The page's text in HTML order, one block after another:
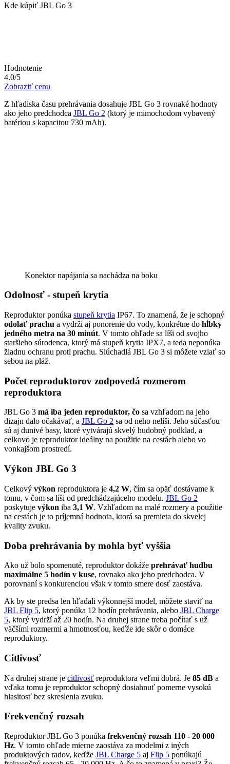
Kde kúpiť JBL Go 3
Hodnotenie
4.0/5
Zobraziť cenu
Z hľadiska času prehrávania dosahuje JBL Go 3 rovnaké hodnoty
ako jeho predchodca JBL Go 2 (ktorý je mimochodom vybavený
batériou s kapacitou 730 mAh).
Konektor napájania sa nachádza na boku
Odolnosť - stupeň krytia
Reproduktor ponúka stupeň krytia IP67. To znamená, že je schopný
odolať prachu a vydrží aj ponorenie do vody, konkrétne do hĺbky
jedného metra na 30 minút. V tomto ohľade sa líši od svojho
staršieho súrodenca, ktorý má stupeň krytia IPX7, a teda neponúka
žiadnu ochranu proti prachu. Slúchadlá JBL Go 3 si môžete vziať so
sebou na pláž.
Počet reproduktorov zodpovedá rozmerom
reproduktora
JBL Go 3 má iba jeden reproduktor, čo sa vzhľadom na jeho
dizajn dalo očakávať, a JBL Go 2 sa od neho nelíši. Jeho súčasťou
sú aj dunivé basy, ktoré vytvárajú skvelý hudobný podklad, a
celkovo je reproduktor ideálny na použitie na cestách alebo vo
vonkajšom prostredí.
Výkon JBL Go 3
Celkový výkon reproduktora je 4,2 W, čím sa opäť dostávame k
tomu, v čom sa líši od predchádzajúceho modelu. JBL Go 2
poskytuje výkon iba 3,1 W. Vzhľadom na malé rozmery a použitie
na cestách je to príjemná hodnota, ktorá sa premieta do skvelej
kvality zvuku.
Doba prehrávania by mohla byť vyššia
Ako už bolo spomenuté, reproduktor dokáže prehrávať hudbu
maximálne 5 hodín v kuse, rovnako ako jeho predchodca. V
porovnaní s konkurenciou však v tomto smere dosť zaostáva.
Ak by ste predsa len hľadali výkonnejší model, môžete staviť na
JBL Flip 5, ktorý ponúka 12 hodín prehrávania, alebo JBL Charge
5, ktorý vydrží až 20 hodín. Na druhej strane treba počítať s už
väčšími rozmermi a hmotnosťou, keďže ide skôr o domáce
reproduktory.
Citlivosť
Na druhej strane je citlivosť reproduktora veľmi dobrá. Je 85 dB a
vďaka tomu je reproduktor schopný dosiahnuť pomerne vysokú
hlasitosť bez skreslenia zvuku.
Frekvenčný rozsah
Reproduktor JBL Go 3 ponúka frekvenčný rozsah 110 - 20 000
Hz. V tomto ohľade mierne zaostáva za modelmi z iných
produktových radov, keďže JBL Charge 5 aj Flip 5 ponúkajú